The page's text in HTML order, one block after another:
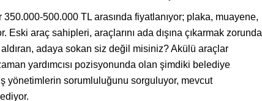
500.000 TL arasında fiyatlanıyor; plaka, muayene,
Eski araç sahipleri, araçlarını ada dışına çıkarmak zorunda
adaya sokan siz değil misiniz? Akülü araçlar
yardımcısı pozisyonunda olan şimdiki belediye
yönetimlerin sorumluluğunu sorguluyor, mevcut